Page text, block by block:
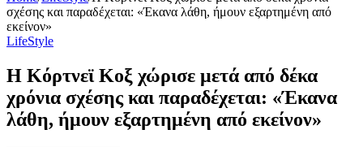
σχέσης και παραδέχεται: «Έκανα λάθη, ήμουν εξαρτημένη από
εκείνον»
LifeStyle
Η Κόρτνεϊ Κοξ χώρισε μετά από δέκα
χρόνια σχέσης και παραδέχεται: «Έκανα
λάθη, ήμουν εξαρτημένη από εκείνον»